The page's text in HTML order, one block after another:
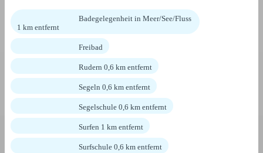
Badegelegenheit in Meer/See/Fluss
1 km entfernt
Freibad
Rudern 0,6 km entfernt
Segeln 0,6 km entfernt
Segelschule 0,6 km entfernt
Surfen 1 km entfernt
Surfschule 0,6 km entfernt